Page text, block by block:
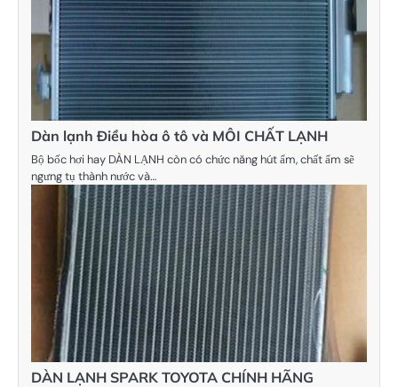
Dàn lạnh Điều hòa ô tô và MÔI CHẤT LẠNH
Bộ bốc hơi hay DÀN LẠNH còn có chức năng hút ẩm, chất ẩm sẽ
ngưng tụ thành nước và…
DÀN LẠNH SPARK TOYOTA CHÍNH HÃNG